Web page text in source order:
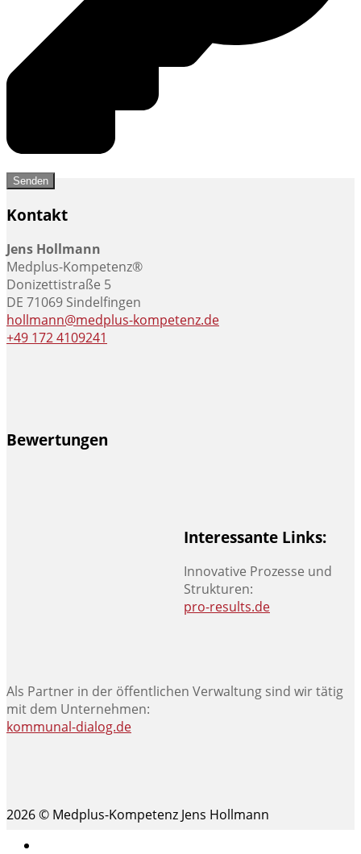
Kontakt
Jens Hollmann
Medplus-Kompetenz®
Donizettistraße 5
DE 71069 Sindelfingen
hollmann@medplus-kompetenz.de
+49 172 4109241
Bewertungen
Interessante Links:
Innovative Prozesse und
Strukturen:
pro-results.de
Als Partner in der öffentlichen Verwaltung sind wir tätig
mit dem Unternehmen:
kommunal-dialog.de
2026 © Medplus-Kompetenz Jens Hollmann